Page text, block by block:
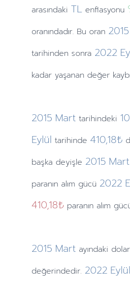
arasındaki TLenflasyonu
oranındadır. Bu oran 2015
tarihindensonra 2022
kadar yaşanan değer
2015 Mart tarihindeki
Eylül tarihinde 410,18₺
başka deyişle 2015 Mart
paranın alım gücü 2022
410,18₺ paranın alım
2015 Mart ayındaki
değerindedir. 2022 Eylül